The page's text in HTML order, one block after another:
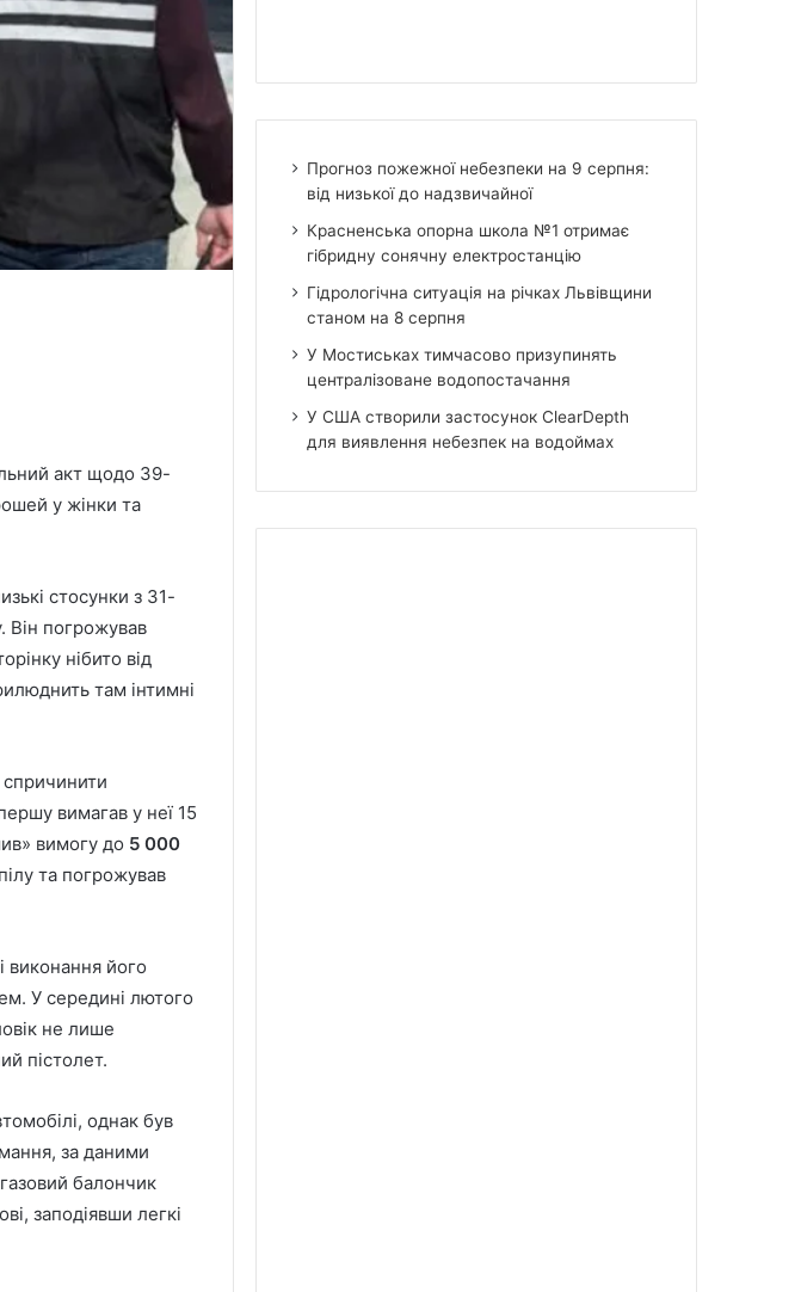
акт щодо 39-
у жінки та
стосунки з 31-
Він погрожував
нібито від
там інтимні
спричинити
вимагав у неї 15
вимогу до 5 000
та погрожував
виконання його
У середині лютого
не лише
пістолет.
однак був
за даними
балончик
заподіявши легкі
Прогноз пожежної небезпеки на 9 серпня:
від низької до надзвичайної
Красненська опорна школа №1 отримає
гібридну сонячну електростанцію
Гідрологічна ситуація на річках Львівщини
станом на 8 серпня
У Мостиськах тимчасово призупинять
централізоване водопостачання
У США створили застосунок ClearDepth
для виявлення небезпек на водоймах